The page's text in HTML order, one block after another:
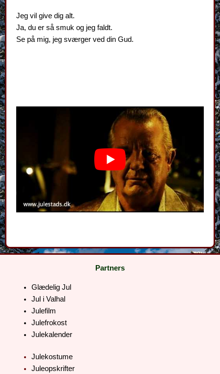
Jeg vil give dig alt.
Ja, du er så smuk og jeg faldt.
Se på mig, jeg sværger ved din Gud.
Partners
Glædelig Jul
Jul i Valhal
Julefilm
Julefrokost
Julekalender
Julekostume
Juleopskrifter